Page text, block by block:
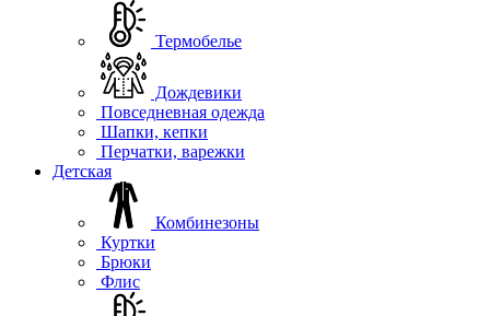
Термобелье
Дождевики
Повседневная одежда
Шапки, кепки
Перчатки, варежки
Детская
Комбинезоны
Куртки
Брюки
Флис